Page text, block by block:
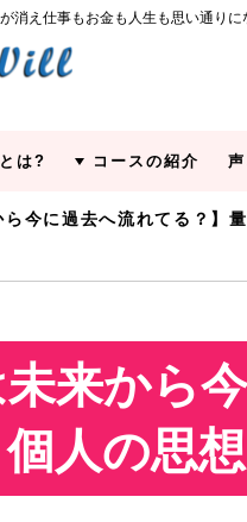
消え仕事もお金も人生も思い通り
は? コースの紹介
今に過去へ流れてる？】
未来から
個人の思